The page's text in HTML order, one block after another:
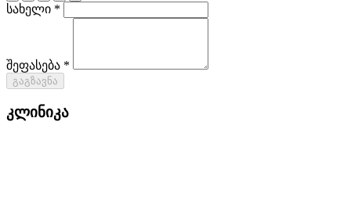
სახელი *
შეფასება *
გაგზავნა
კლინიკა